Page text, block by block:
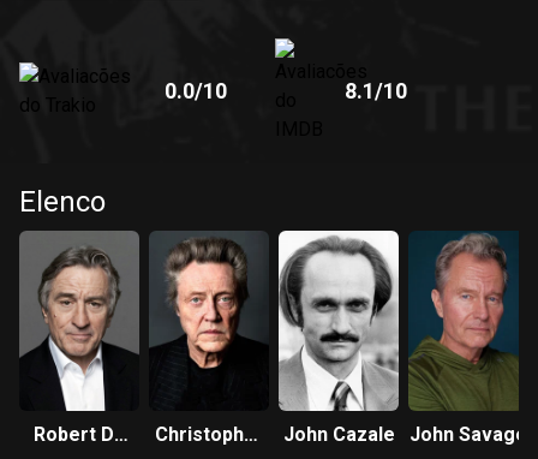
0.0/10 8.1/10
Elenco
Robert De
Christopher
John Cazale John Savage